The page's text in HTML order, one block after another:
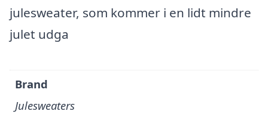
julesweater, som kommer i en lidt mindre
julet udga
Brand
Julesweaters